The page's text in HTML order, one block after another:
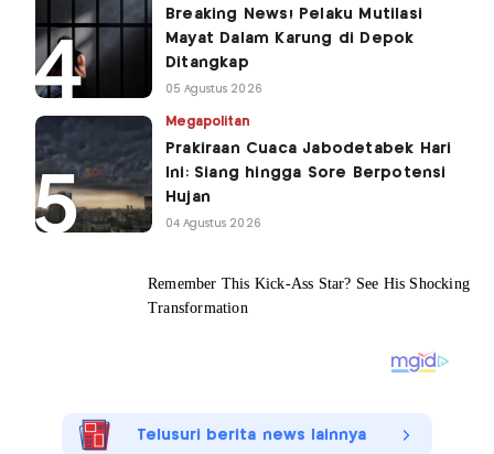
Breaking News! Pelaku Mutilasi
Mayat Dalam Karung di Depok
Ditangkap
05 Agustus 2026
Megapolitan
Prakiraan Cuaca Jabodetabek Hari
Ini: Siang hingga Sore Berpotensi
Hujan
04 Agustus 2026
Telusuri berita news lainnya